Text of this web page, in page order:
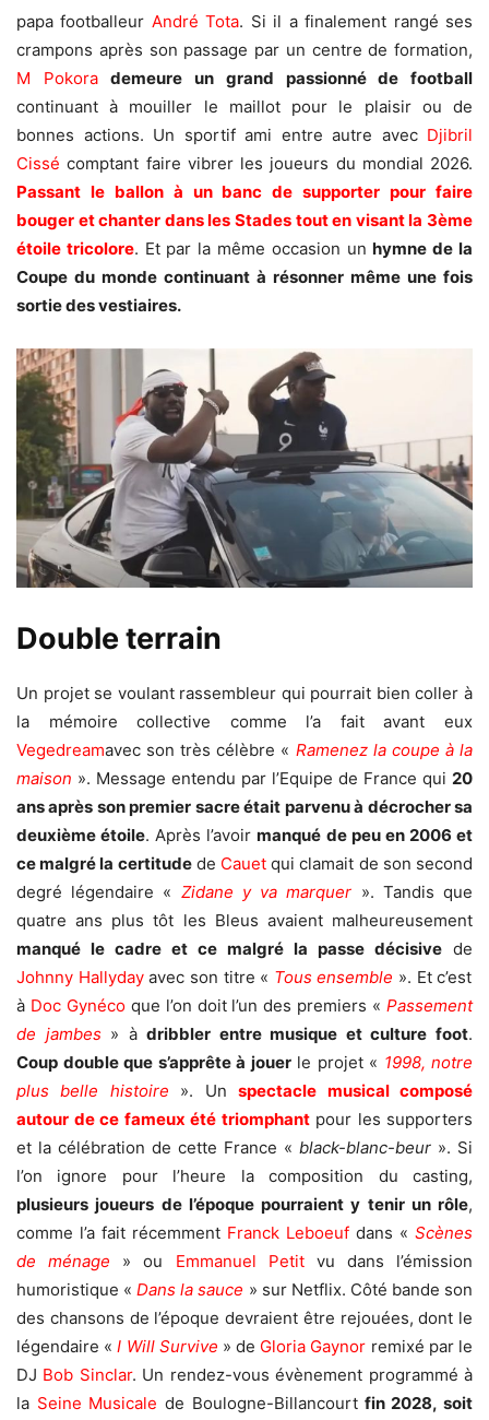
papa footballeur André Tota. Si il a finalement rangé ses
crampons après son passage par un centre de formation,
M Pokora
demeure un grand passionné de football
continuant à mouiller le maillot pour le plaisir ou de
bonnes actions. Un sportif ami entre autre avec Djibril
Cissé comptant faire vibrer les joueurs du mondial 2026.
Passant le ballon à un banc de supporter pour faire
bouger et chanter dans les Stades tout en visant la 3ème
étoile tricolore. Et par la même occasion unhymne de la
Coupe du monde continuant à résonner même une fois
sortie des vestiaires.
Double terrain
Un projet se voulant rassembleur qui pourrait bien coller à
la mémoire collective comme l’a fait avant eux
Vegedreamavec son très célèbre « Ramenez la coupe à la
maison ». Message entendu par l’Equipe de France qui 20
ans après son premier sacre était parvenu à décrocher sa
deuxième étoile. Après l’avoirmanqué de peu en 2006 et
ce malgré la certitudede Cauet qui clamait de son second
degré légendaire « Zidane y va marquer ». Tandis que
quatre ans plus tôt les Bleus avaient malheureusement
manqué le cadre et ce malgré la passe décisive de
Johnny Hallydayavec son titre « Tous ensemble ». Et c’est
à Doc Gynécoque l’on doit l’un des premiers «Passement
de jambes» àdribbler entre musique et culture foot.
Coup double que s’apprête à jouerle projet « 1998, notre
plus belle histoire ». Unspectacle musical composé
autour de ce fameux été triomphantpour les supporters
et la célébration de cette France « black-blanc-beur ». Si
l’on ignore pour l’heure la composition du casting,
plusieurs joueurs de l’époque pourraient y tenir un rôle,
comme l’a fait récemment Franck Leboeuf dans « Scènes
de ménage » ou Emmanuel Petitvu dans l’émission
humoristique « Dans la sauce » sur Netflix. Côté bande son
des chansons de l’époque devraient être rejouées, dont le
légendaire «I Will Survive » de Gloria Gaynor remixé par le
DJ Bob Sinclar. Un rendez-vous évènement programmé à
la Seine Musicale de Boulogne-Billancourtfin 2028, soit